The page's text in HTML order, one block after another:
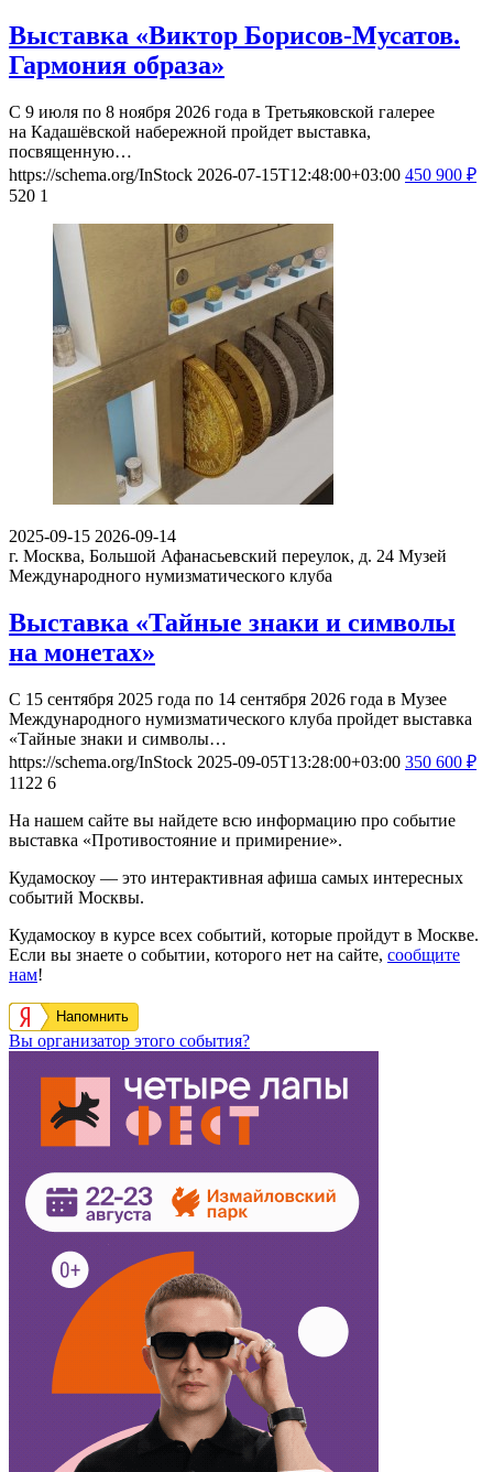
Выставка «Виктор Борисов-Мусатов.
Гармония образа»
С 9 июля по 8 ноября 2026 года в Третьяковской галерее
на Кадашёвской набережной пройдет выставка,
посвященную…
https://schema.org/InStock 2026-07-15T12:48:00+03:00 450 900 ₽
520 1
2025-09-15 2026-09-14
г. Москва, Большой Афанасьевский переулок, д. 24 Музей
Международного нумизматического клуба
Выставка «Тайные знаки и символы
на монетах»
С 15 сентября 2025 года по 14 сентября 2026 года в Музее
Международного нумизматического клуба пройдет выставка
«Тайные знаки и символы…
https://schema.org/InStock 2025-09-05T13:28:00+03:00 350 600 ₽
1122 6
На нашем сайте вы найдете всю информацию про событие
выставка «Противостояние и примирение».
Кудамоскоу — это интерактивная афиша самых интересных
событий Москвы.
Кудамоскоу в курсе всех событий, которые пройдут в Москве.
Если вы знаете о событии, которого нет на сайте, сообщите
нам!
Напомнить
Вы организатор этого события?